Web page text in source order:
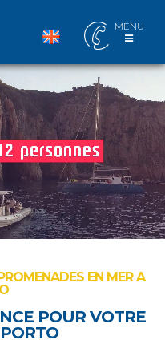
MENU
EN MER A
POUR VOTRE